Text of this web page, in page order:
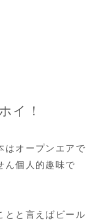
イ！
はオープンエアで
ん個人的趣味で
とと言えばビール